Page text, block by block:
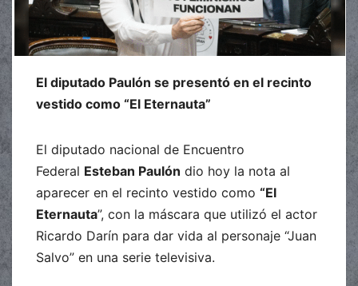
El diputado Paulón se presentó en el recinto
vestido como “El Eternauta”
El diputado nacional de Encuentro
Federal Esteban Paulón dio hoy la nota al
aparecer en el recinto vestido como “El
Eternauta”, con la máscara que utilizó el actor
Ricardo Darín para dar vida al personaje “Juan
Salvo” en una serie televisiva.